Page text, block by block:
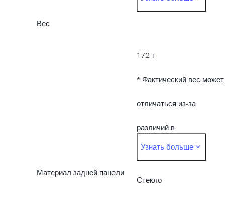
* Фактические размеры
различий в
производственных
измерения и
поставляемых
Вес
172 г
* Фактический вес может
отличаться из-за
различий в
производственных
процессах, методах
Узнать больше
Материал задней панели
Стекло